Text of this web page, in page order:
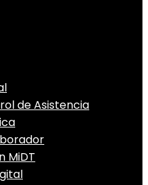
de Asistencia
MiDT